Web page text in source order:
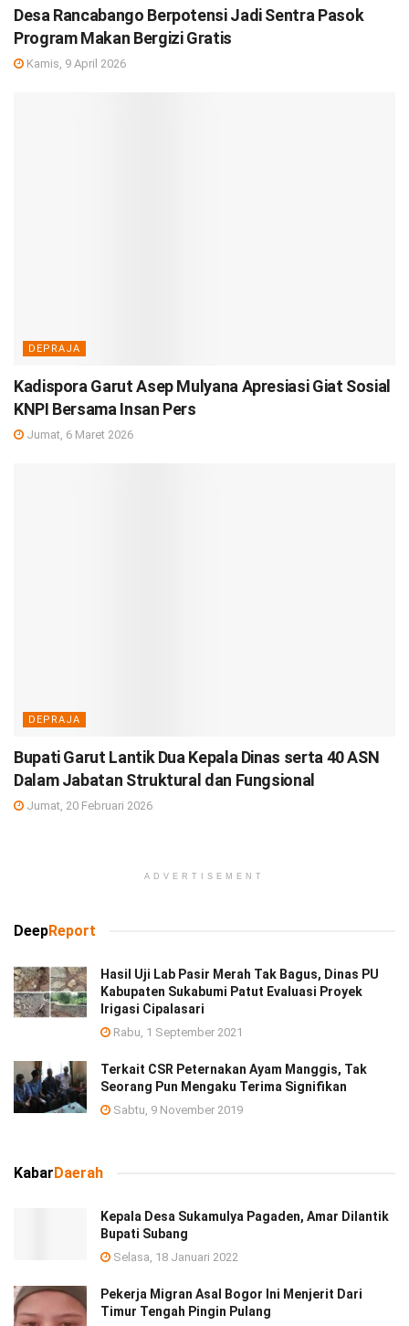
Desa Rancabango Berpotensi Jadi Sentra Pasok
Program Makan Bergizi Gratis
Kamis, 9 April 2026
DEPRAJA
Kadispora Garut Asep Mulyana Apresiasi Giat Sosial
KNPI Bersama Insan Pers
Jumat, 6 Maret 2026
DEPRAJA
Bupati Garut Lantik Dua Kepala Dinas serta 40 ASN
Dalam Jabatan Struktural dan Fungsional
Jumat, 20 Februari 2026
ADVERTISEMENT
DeepReport
Hasil Uji Lab Pasir Merah Tak Bagus, Dinas PU
Kabupaten Sukabumi Patut Evaluasi Proyek
Irigasi Cipalasari
Rabu, 1 September 2021
Terkait CSR Peternakan Ayam Manggis, Tak
Seorang Pun Mengaku Terima Signifikan
Sabtu, 9 November 2019
KabarDaerah
Kepala Desa Sukamulya Pagaden, Amar Dilantik
Bupati Subang
Selasa, 18 Januari 2022
Pekerja Migran Asal Bogor Ini Menjerit Dari
Timur Tengah Pingin Pulang